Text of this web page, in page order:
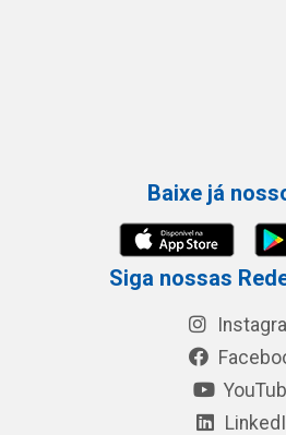
Baixe já
Siga nossas